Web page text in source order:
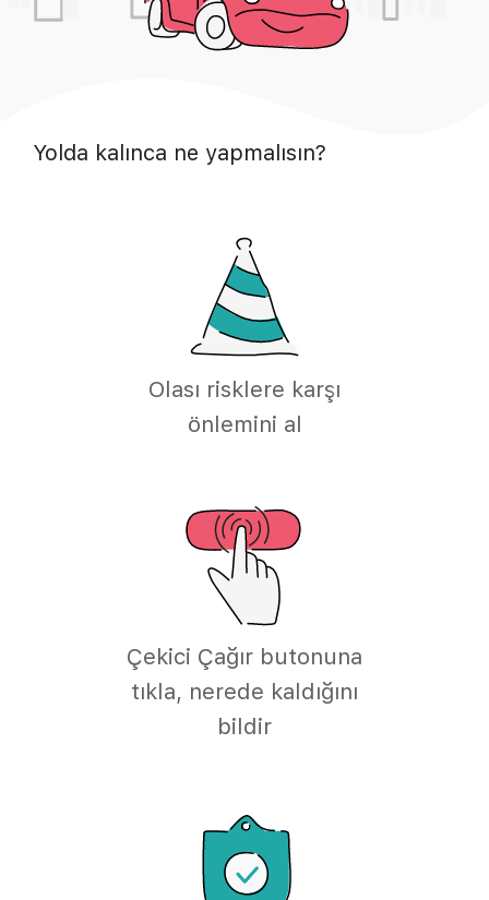
Yolda kalınca ne yapmalısın?
Olası risklere karşı
önlemini al
Çekici Çağır butonuna
tıkla, nerede kaldığını
bildir